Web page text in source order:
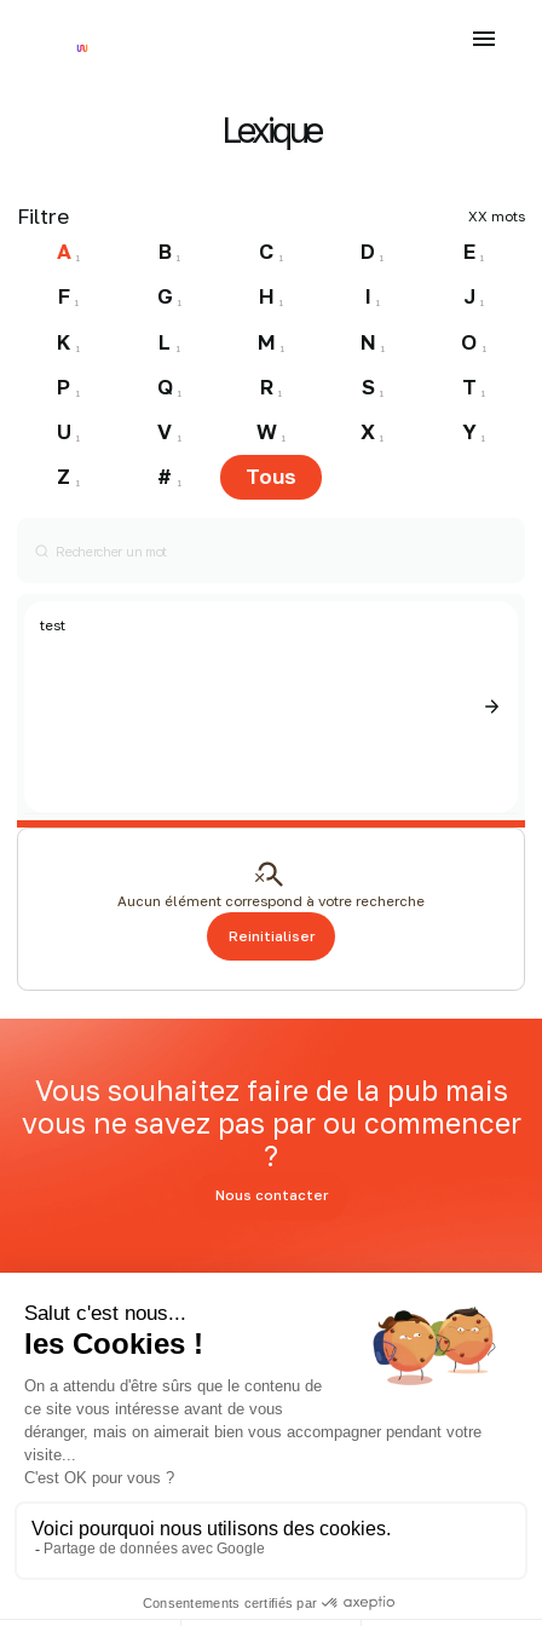
Lexique
test
Aucun élément correspond à votre recherche
Reinitialiser
Filtre XX mots
A 1 B 1 C 1 D 1 E 1
F 1 G 1 H 1 I 1 J 1
K 1 L 1 M 1 N 1 O 1
P 1 Q 1 R 1 S 1 T 1
U 1 V 1 W 1 X 1 Y 1
Z 1 # 1 Tous
Vous souhaitez faire de la pub mais
vous ne savez pas par ou commencer
?
Nous contacter
Besoin d’un audit ?
© 2026 — Copyright - Réalisé par l' agence Webflow Mekaa